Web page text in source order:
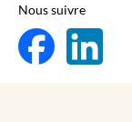
Nous suivre